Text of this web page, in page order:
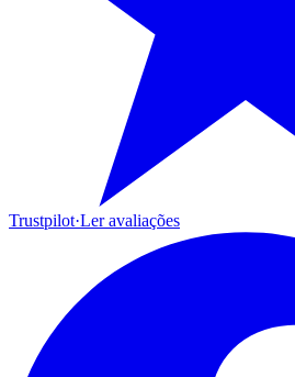
Trustpilot·Ler avaliações